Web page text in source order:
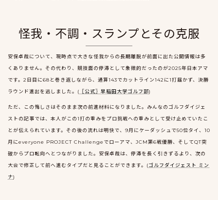
怪我・不調・スランプとその克服
安保卓哉について、現時点で大きな怪我からの長期離脱が前面に出た公開情報は多
くありません。その代わり、競技面の停滞として象徴的だったのが2025年日本アマ
です。2日目に68と巻き返しながら、通算143でカットライン142に1打届かず、決勝
ラウンド進出を逃しました。( 〖公式〗早稲田大学ゴルフ部)
ただ、この悔しさはそのまま次の前進材料になりました。みんなのゴルフダイジェ
ストの記事では、本人がこの1打の重みをプロ挑戦への重みとして受け止めていたこ
とが伝えられています。その後の流れは明快で、9月にケーダッシュで50位タイ、10
月にeveryone PROJECT Challengeでローアマ、JCM第6戦優勝、そしてQT突
破からプロ転向へとつながりました。安保卓哉は、停滞を長く引きずるより、次の
大会で修正して前へ進むタイプだと見ることができます。(ゴルフダイジェスト ミン
ナ)